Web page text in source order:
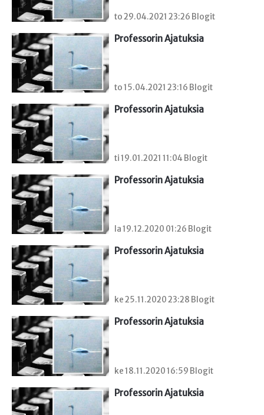
to 29.04.2021 23:26 Blogit
Professorin Ajatuksia
to 15.04.2021 23:16 Blogit
Professorin Ajatuksia
ti 19.01.2021 11:04 Blogit
Professorin Ajatuksia
la 19.12.2020 01:26 Blogit
Professorin Ajatuksia
ke 25.11.2020 23:28 Blogit
Professorin Ajatuksia
ke 18.11.2020 16:59 Blogit
Professorin Ajatuksia